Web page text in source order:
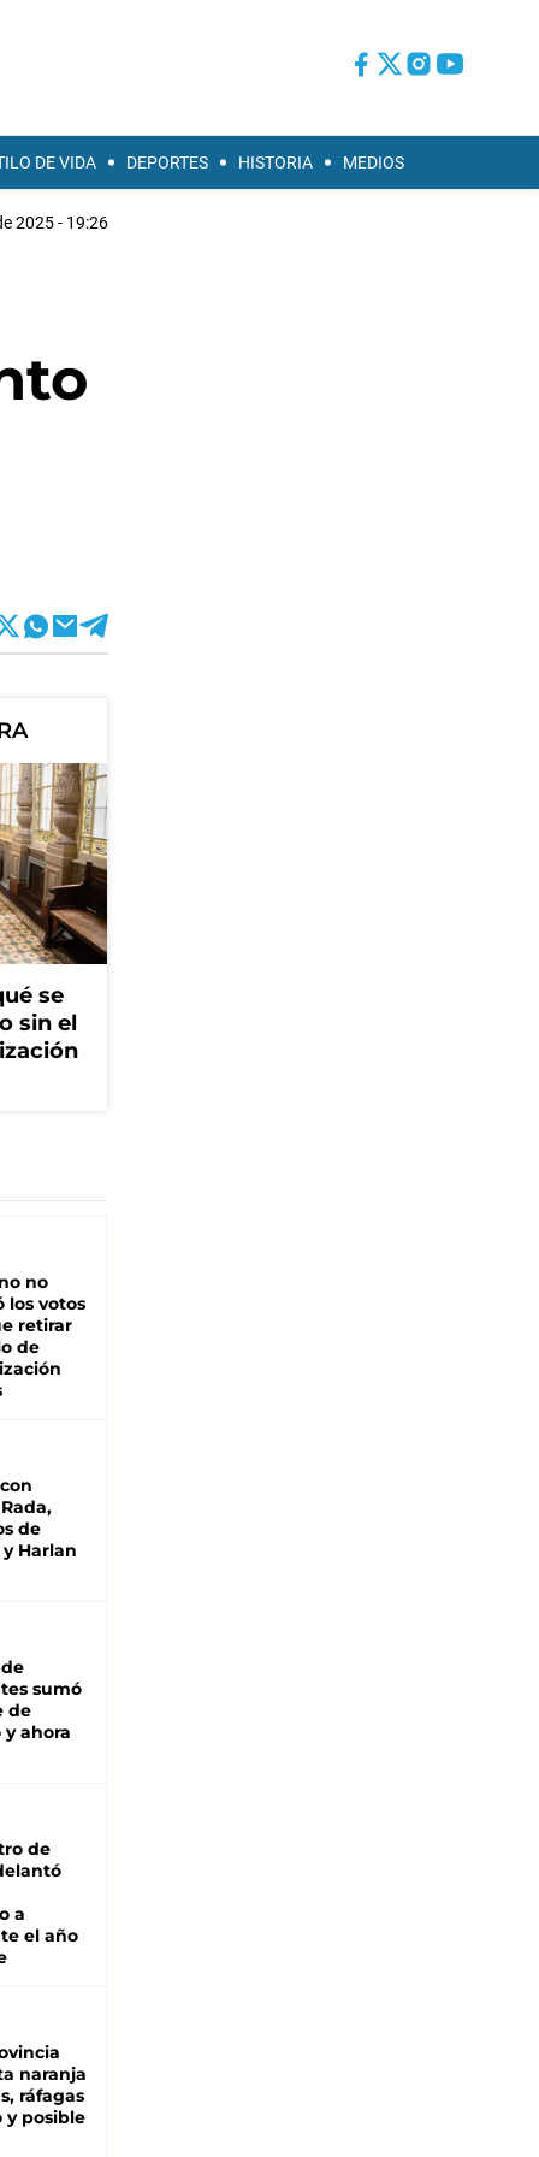
DE VIDA DEPORTES HISTORIA MEDIOS
2025 - 19:26
se
sin el
no
los votos
retirar
de
de
Harlan
sumó
de
y ahora
de
a
el año
naranja
ráfagas
y posible